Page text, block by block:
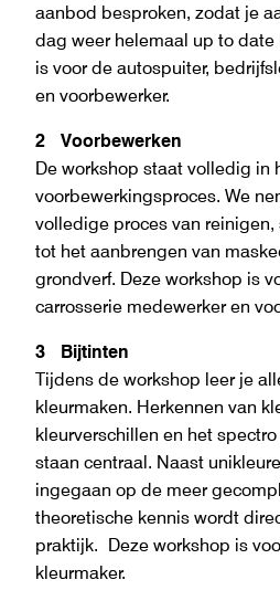
aanbod besproken, zodat je
dag weer helemaal up to date
is voor de autospuiter,
en voorbewerker.
2 Voorbewerken
De workshop staat volledig in
voorbewerkingsproces. We
volledige proces van reinigen,
tot het aanbrengen van
grondverf. Deze workshop is
carrosserie medewerker en
3 Bijtinten
Tijdens de workshop leer je
kleurmaken. Herkennen van
kleurverschillen en het
staan centraal. Naast
ingegaan op de meer
theoretische kennis wordt
praktijk. Deze workshop is
kleurmaker.